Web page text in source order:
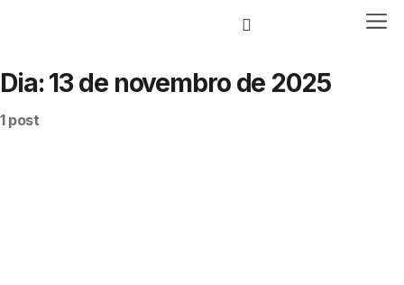
Dia:13 de novembro de 2025
1 post
Loja Virtual